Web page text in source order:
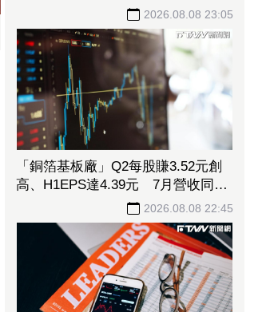
中心市場猛添營運動能2026.08.08 23:05
「銅箔基板廠」Q2每股賺3.52元創
高、H1EPS達4.39元 7月營收同締
新猷、年增96.88%
2026.08.08 22:45